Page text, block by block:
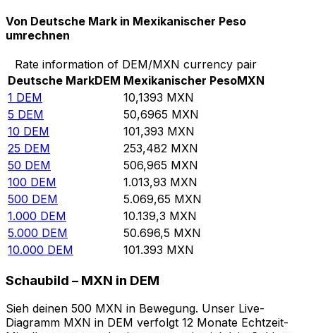
Von Deutsche Mark in Mexikanischer Peso
umrechnen
Rate information of DEM/MXN currency pair
Deutsche MarkDEM Mexikanischer PesoMXN
1 DEM 10,1393 MXN
5 DEM 50,6965 MXN
10 DEM 101,393 MXN
25 DEM 253,482 MXN
50 DEM 506,965 MXN
100 DEM 1.013,93 MXN
500 DEM 5.069,65 MXN
1.000 DEM 10.139,3 MXN
5.000 DEM 50.696,5 MXN
10.000 DEM 101.393 MXN
Schaubild – MXN in DEM
Sieh deinen 500 MXN in Bewegung. Unser Live-
Diagramm MXN in DEM verfolgt 12 Monate Echtzeit-